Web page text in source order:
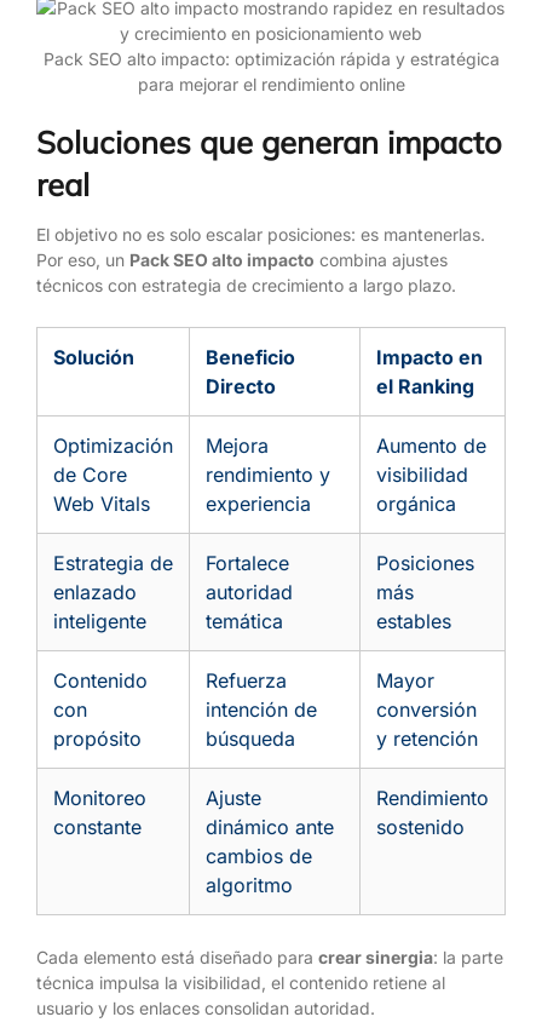
Pack SEO alto impacto: optimización rápida y estratégica
para mejorar el rendimiento online
Soluciones que generan impacto
real
El objetivo no es solo escalar posiciones: es mantenerlas.
Por eso, un Pack SEO alto impacto combina ajustes
técnicos con estrategia de crecimiento a largo plazo.
Solución
Beneficio
Directo
Impacto en
el Ranking
Optimización
de Core
Web Vitals
Mejora
rendimiento y
experiencia
Aumento de
visibilidad
orgánica
Estrategia de
enlazado
inteligente
Fortalece
autoridad
temática
Posiciones
más
estables
Contenido
con
propósito
Refuerza
intención de
búsqueda
Mayor
conversión
y retención
Monitoreo
constante
Ajuste
dinámico ante
cambios de
algoritmo
Rendimiento
sostenido
Cada elemento está diseñado para crear sinergia: la parte
técnica impulsa la visibilidad, el contenido retiene al
usuario y los enlaces consolidan autoridad.